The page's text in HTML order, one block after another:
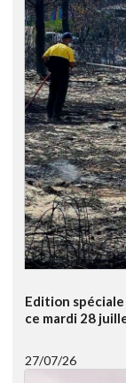
Edition
ce mardi 28
27/07/26